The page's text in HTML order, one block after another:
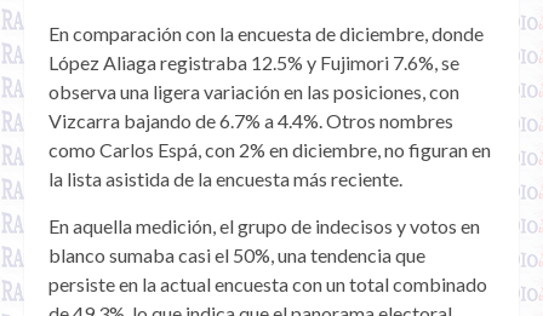
En comparación con la encuesta de diciembre, donde
López Aliaga registraba 12.5% y Fujimori 7.6%, se
observa una ligera variación en las posiciones, con
Vizcarra bajando de 6.7% a 4.4%. Otros nombres
como Carlos Espá, con 2% en diciembre, no figuran en
la lista asistida de la encuesta más reciente.
En aquella medición, el grupo de indecisos y votos en
blanco sumaba casi el 50%, una tendencia que
persiste en la actual encuesta con un total combinado